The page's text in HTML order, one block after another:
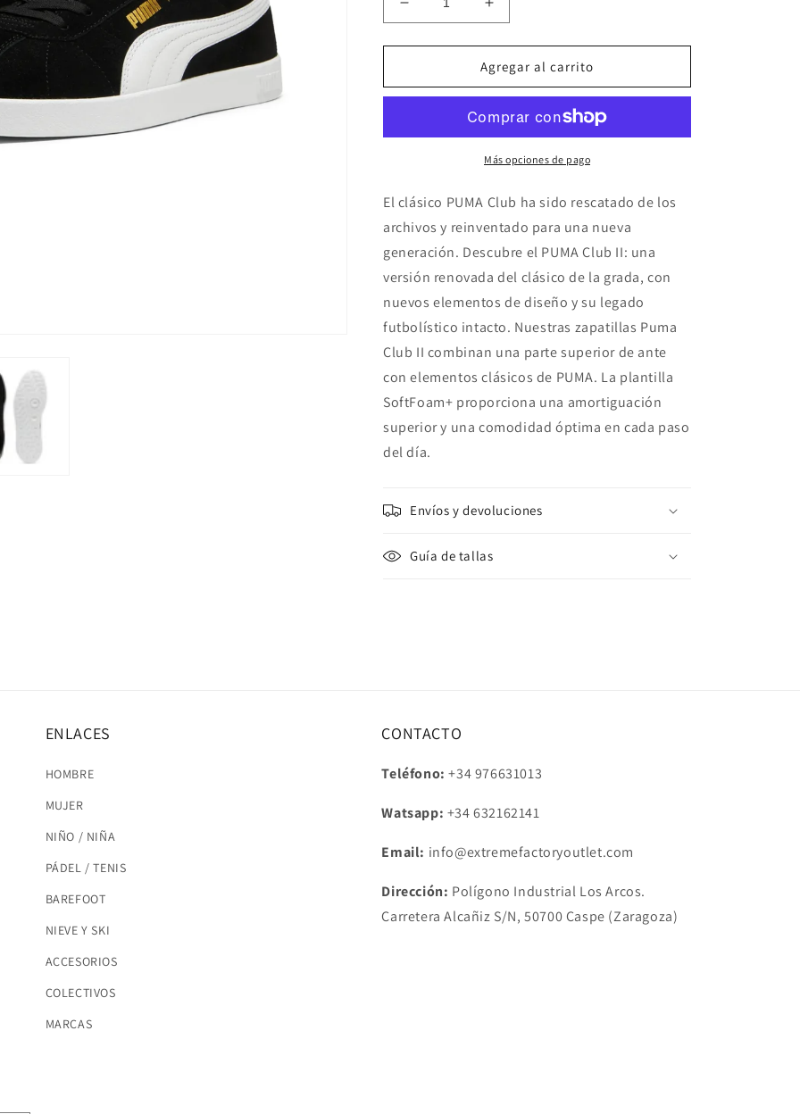
Reducir
cantidad
para
ZAPATILLAS
PUMA
Aumentar
cantidad
para
ZAPATILLAS
PUMA
II
Agregar al carrito
Más opciones de pago
El clásico PUMA Club ha sido rescatado de los
archivos y reinventado para una nueva
generación. Descubre el PUMA Club II: una
versión renovada del clásico de la grada, con
nuevos elementos de diseño y su legado
futbolístico intacto. Nuestras zapatillas Puma
Club II combinan una parte superior de ante
con elementos clásicos de PUMA. La plantilla
SoftFoam+ proporciona una amortiguación
superior y una comodidad óptima en cada paso
del día.
Envíos y devoluciones
Guía de tallas
ENLACES
HOMBRE
MUJER
NIÑO / NIÑA
PÁDEL / TENIS
BAREFOOT
NIEVE Y SKI
ACCESORIOS
COLECTIVOS
MARCAS
CONTACTO
Teléfono: +34 976631013
Watsapp: +34632162141
Email: info@extremefactoryoutlet.com
Dirección: Polígono Industrial Los Arcos.
Carretera Alcañiz S/N, 50700 Caspe (Zaragoza)